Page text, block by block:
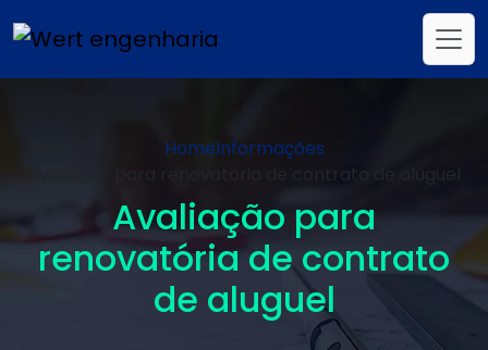
HomeInformações
Avaliação para
renovatória de contrato
de aluguel